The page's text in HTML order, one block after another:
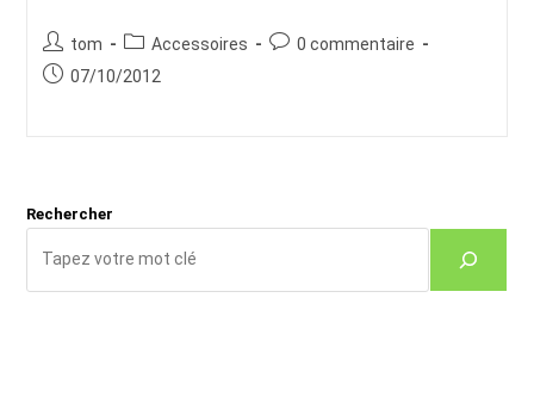
Auteur/autrice
de
tom
Post
category:
Accessoires
Commentaires
0 commentaire
Publication
07/10/2012
Rechercher